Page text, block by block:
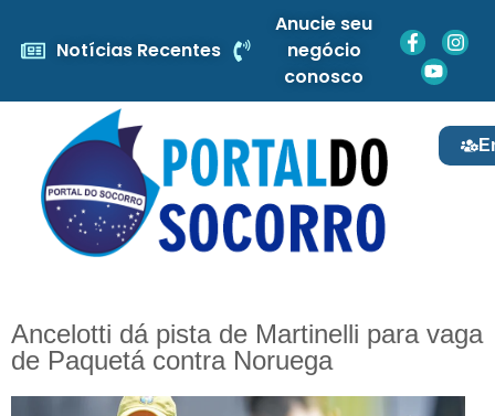
Notícias Recentes
Anucie seu
negócio
conosco
Ancelotti dá pista de Martinelli para vaga
de Paquetá contra Noruega